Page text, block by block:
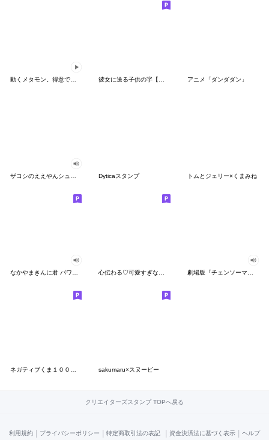
アニメ「ダンダダン」
Dyticaスタンプ トムとジェリー×くまみね
なかやまきんに君 パワー!!スタンプ 心伝わる♡可愛すぎない大人の長文スタンプ 劇場版『チェンソーマン レゼ篇』
sakumaru×スヌーピー
クリエイターズスタンプ TOPへ戻る
利用規約 | プライバシーポリシー | 特定商取引法の表記 | 資金決済法に基づく表示 | ヘルプ